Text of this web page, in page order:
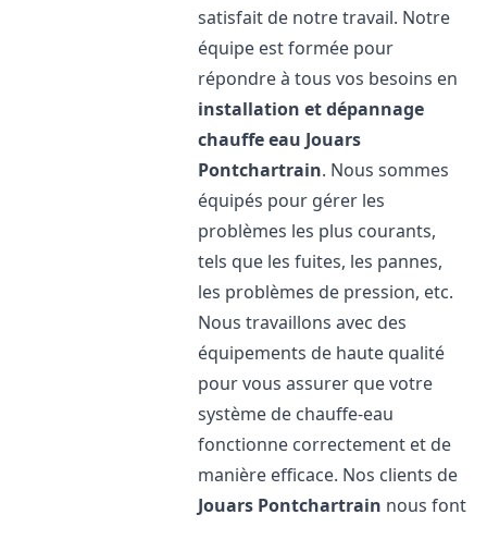
satisfait de notre travail. Notre
équipe est formée pour
répondre à tous vos besoins en
installation et dépannage
chauffe eau Jouars
Pontchartrain. Nous sommes
équipés pour gérer les
problèmes les plus courants,
tels que les fuites, les pannes,
les problèmes de pression, etc.
Nous travaillons avec des
équipements de haute qualité
pour vous assurer que votre
système de chauffe-eau
fonctionne correctement et de
manière efficace. Nos clients de
Jouars Pontchartrain nous font